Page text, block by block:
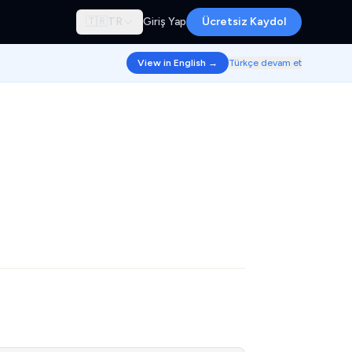
🇹🇷 TR Giriş Yap Ücretsiz Kaydol
View in English → Türkçe devam et